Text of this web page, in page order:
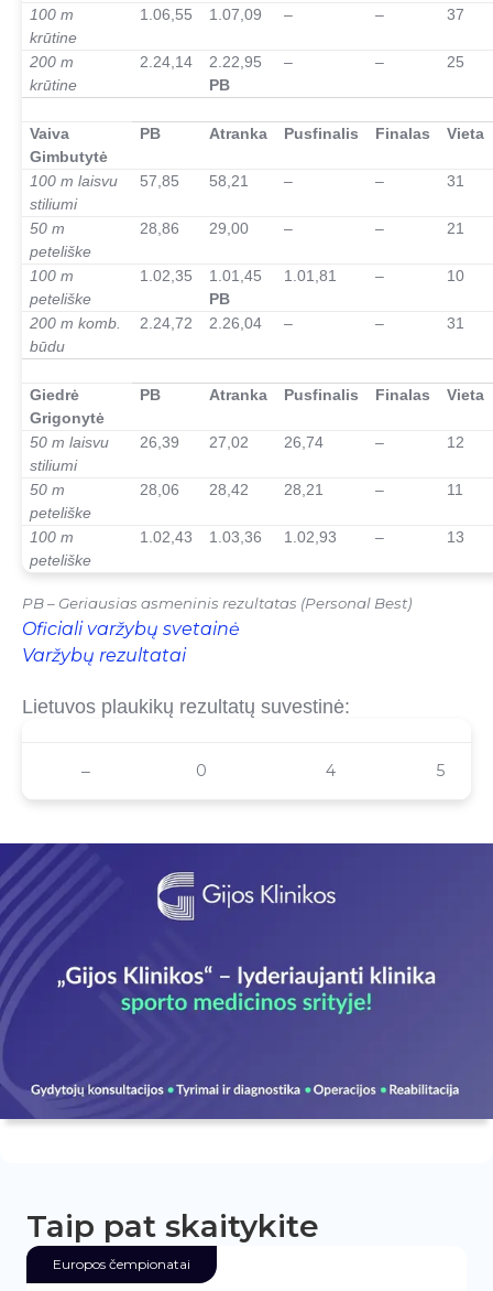
100 m
krūtine
1.06,55 1.07,09 – – 37
200 m
krūtine
2.24,14
2.22,95
PB
– – 25
Vaiva
Gimbutytė
PB Atranka Pusfinalis Finalas Vieta
100 m laisvu
stiliumi
57,85 58,21 – – 31
50 m
peteliške
28,86 29,00 – – 21
100 m
peteliške
1.02,35
1.01,45
PB
1.01,81 – 10
200 m komb.
būdu
2.24,72 2.26,04 – – 31
Giedrė
Grigonytė
PB Atranka Pusfinalis Finalas Vieta
50 m laisvu
stiliumi
26,39 27,02 26,74 – 12
50 m
peteliške
28,06 28,42 28,21 – 11
100 m
peteliške
1.02,43 1.03,36 1.02,93 – 13
PB – Geriausias asmeninis rezultatas (Personal Best)
Oficiali varžybų svetainė
Varžybų rezultatai
Lietuvos plaukikų rezultatų suvestinė:
– 0 4 5
Taip pat skaitykite
Europos čempionatai